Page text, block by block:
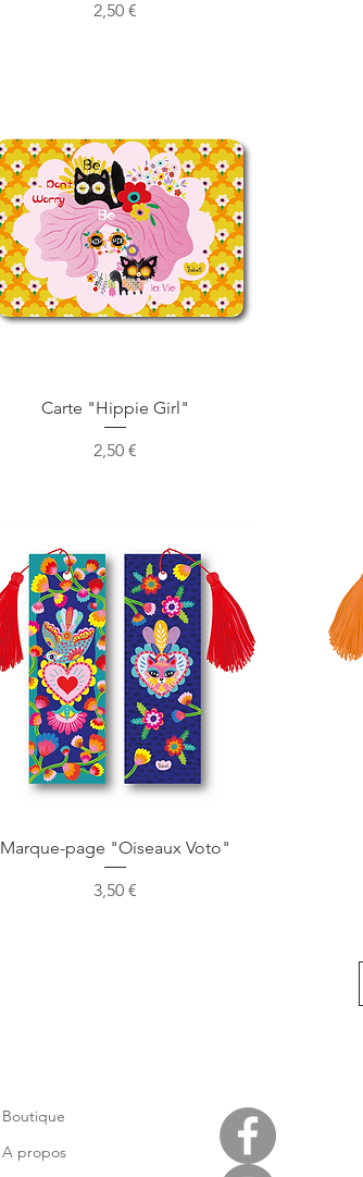
Prix
2,50 €
Aperçu rapide
Carte "Hippie Girl"
Prix
2,50 €
Aperçu rapide
Marque-page "Oiseaux Voto"
Prix
3,50 €
Boutique
A propos